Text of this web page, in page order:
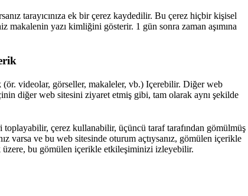
tarayıcınıza ek bir çerez kaydedilir. Bu çerez hiçbir kişisel
makalenin yazı kimliğini gösterir. 1 gün sonra zaman aşımına
videolar, görseller, makaleler, vb.) Içerebilir. Diğer web
diğer web sitesini ziyaret etmiş gibi, tam olarak aynı şekilde
toplayabilir, çerez kullanabilir, üçüncü taraf tarafından gömülmüş
varsa ve bu web sitesinde oturum açtıysanız, gömülen içerikle
bu gömülen içerikle etkileşiminizi izleyebilir.